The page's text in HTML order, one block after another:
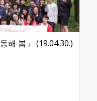
해 봄」 (19.04.30.)